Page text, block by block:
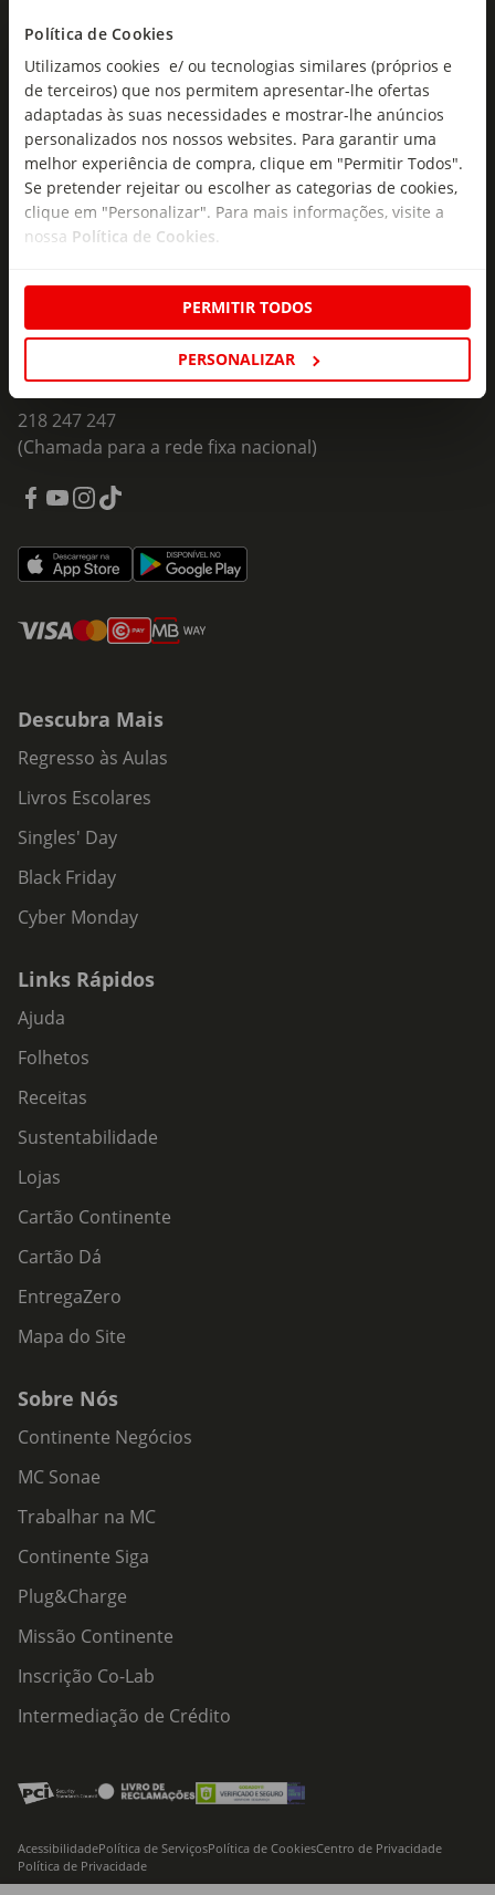
Política de Cookies
Utilizamos cookies e/ ou tecnologias similares (próprios e
de terceiros) que nos permitem apresentar-lhe ofertas
adaptadas às suas necessidades e mostrar-lhe anúncios
personalizados nos nossos websites. Para garantir uma
melhor experiência de compra, clique em "Permitir Todos".
Se pretender rejeitar ou escolher as categorias de cookies,
clique em "Personalizar". Para mais informações, visite a
nossa Política de Cookies.
PERMITIR TODOS
PERSONALIZAR
seu e-mail!
Subscreva e descubra campanhas exclusivas,
ofertas e novidades para si.
Insira o seu e-
mail
Subscrever
Formulário de Contacto
218 247 247
(Chamada para a rede fixa nacional)
Descubra Mais
Regresso às Aulas
Livros Escolares
Singles' Day
Black Friday
Cyber Monday
Links Rápidos
Ajuda
Folhetos
Receitas
Sustentabilidade
Lojas
Cartão Continente
Cartão Dá
EntregaZero
Mapa do Site
Sobre Nós
Continente Negócios
MC Sonae
Trabalhar na MC
Continente Siga
Plug&Charge
Missão Continente
Inscrição Co-Lab
Intermediação de Crédito
AcessibilidadePolítica de ServiçosPolítica de CookiesCentro de Privacidade
Política de Privacidade